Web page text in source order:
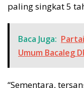
paling singkat 5
Baca Juga:
Umum Bacaleg
“Sementara,